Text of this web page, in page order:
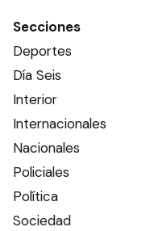
Secciones
Deportes
Día Seis
Interior
Internacionales
Nacionales
Policiales
Política
Sociedad